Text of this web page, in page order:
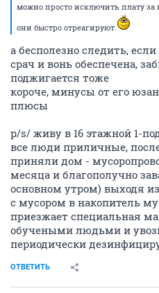
можно просто исключить плату за
они быстро отреагируют.
а бесполезно следить,
срач и вонь обеспечена,
поджигается тоже
короче, минусы от его
плюсы
p/s/ живу в 16 этажной 1-
все люди приличные,
приняли дом -
месяца и благополучно
основном утром) выходя
с мусором в накопитель
приезжает специальная
обучеными людьми и
периодически
ОТВЕТИТЬ